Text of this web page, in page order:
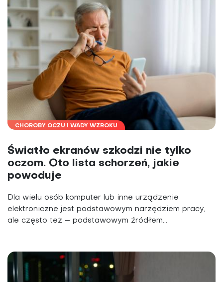
CHOROBY OCZU I WADY WZROKU
Światło ekranów szkodzi nie tylko
oczom. Oto lista schorzeń, jakie
powoduje
Dla wielu osób komputer lub inne urządzenie
elektroniczne jest podstawowym narzędziem pracy,
ale często też – podstawowym źródłem...